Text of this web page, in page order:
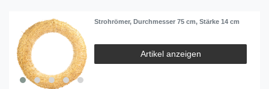
Strohrömer, Durchmesser 75 cm, Stärke 14 cm
Artikel anzeigen